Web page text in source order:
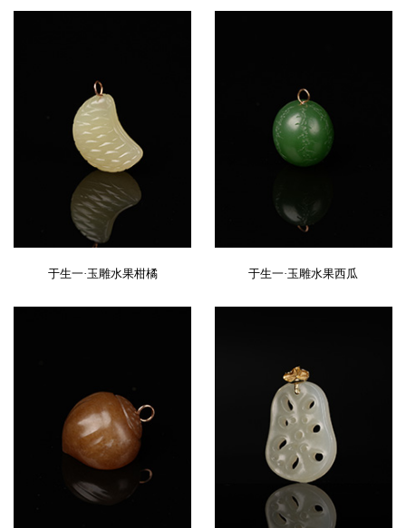
于生一·玉雕水果柑橘 于生一·玉雕水果西瓜